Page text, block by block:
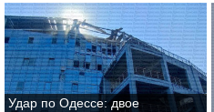
Удар по Одессе: двое